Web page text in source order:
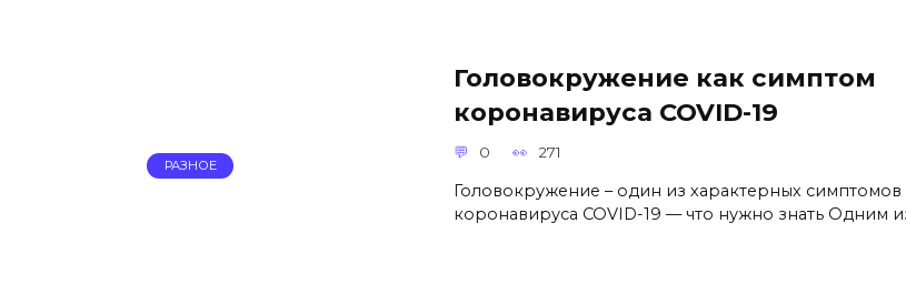
РАЗНОЕ
Головокружение как симптом
коронавируса COVID-19
0 271
Головокружение – один из характерных симптомов
коронавируса COVID-19 — что нужно знать Одним